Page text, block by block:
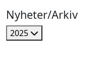
Nyheter/Arkiv
2025